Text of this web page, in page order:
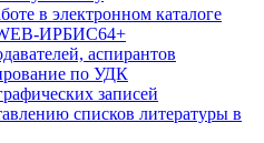
в электронном каталоге
ИРБИС64+
аспирантов
по УДК
записей
списков литературы в